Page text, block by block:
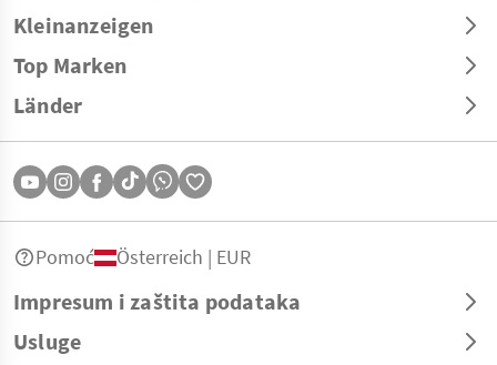
Kleinanzeigen
Top Marken
Länder
Impresum i zaštita podataka
Usluge
Pomoć Österreich | EUR